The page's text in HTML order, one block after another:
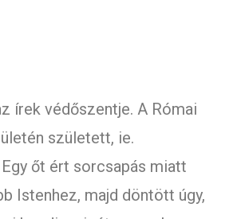
írek védőszentje. A Római
született, ie.
Egy őt ért sorcsapás miatt
Istenhez, majd döntött úgy,